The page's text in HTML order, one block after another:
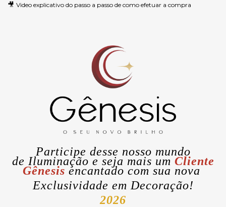
🎥 Video explicativo do passo a passo de como efetuar a compra
Participe desse nosso mundo
de Iluminação e seja mais um Cliente
Gênesis encantado com sua nova
Exclusividade em Decoração!
2026